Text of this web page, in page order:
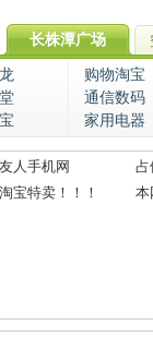
长株潭广场
购物淘宝
通信数码
家用电器
友人手机网
占
淘宝特卖！！！ 本